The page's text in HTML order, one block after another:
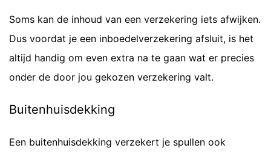
Soms kan de inhoud van een verzekering iets afwijken.
Dus voordat je een inboedelverzekering afsluit, is het
altijd handig om even extra na te gaan wat er precies
onder de door jou gekozen verzekering valt.
Buitenhuisdekking
Een buitenhuisdekking verzekert je spullen ook